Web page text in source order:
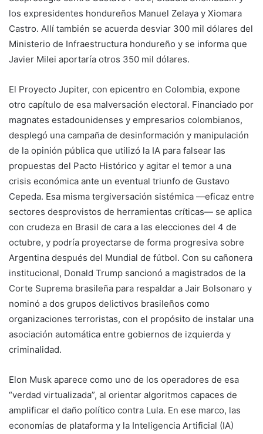
los expresidentes hondureños Manuel Zelaya y Xiomara
Castro. Allí también se acuerda desviar 300 mil dólares del
Ministerio de Infraestructura hondureño y se informa que
Javier Milei aportaría otros 350 mil dólares.
El Proyecto Jupiter, con epicentro en Colombia, expone
otro capítulo de esa malversación electoral. Financiado por
magnates estadounidenses y empresarios colombianos,
desplegó una campaña de desinformación y manipulación
de la opinión pública que utilizó la IA para falsear las
propuestas del Pacto Histórico y agitar el temor a una
crisis económica ante un eventual triunfo de Gustavo
Cepeda. Esa misma tergiversación sistémica —eficaz entre
sectores desprovistos de herramientas críticas— se aplica
con crudeza en Brasil de cara a las elecciones del 4 de
octubre, y podría proyectarse de forma progresiva sobre
Argentina después del Mundial de fútbol. Con su cañonera
institucional, Donald Trump sancionó a magistrados de la
Corte Suprema brasileña para respaldar a Jair Bolsonaro y
nominó a dos grupos delictivos brasileños como
organizaciones terroristas, con el propósito de instalar una
asociación automática entre gobiernos de izquierda y
criminalidad.
Elon Musk aparece como uno de los operadores de esa
“verdad virtualizada”, al orientar algoritmos capaces de
amplificar el daño político contra Lula. En ese marco, las
economías de plataforma y la Inteligencia Artificial (IA)